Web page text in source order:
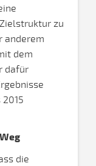
zu
anderem
dem
dafür
die